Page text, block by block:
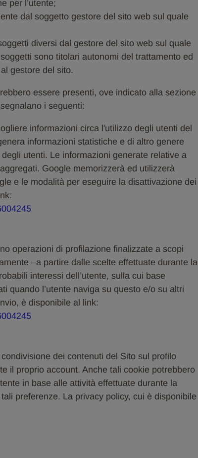
per l’utente;
dal soggetto gestore del sito web sul quale
diversi dal gestore del sito web sul quale
sono titolari autonomi del trattamento ed
gestore del sito.
essere presenti, ove indicato alla sezione
i seguenti:
informazioni circa l'utilizzo degli utenti del
informazioni statistiche e di altro genere
utenti. Le informazioni generate relative a
Google memorizzerà ed utilizzerà
e le modalità per eseguire la disattivazione dei
operazioni di profilazione finalizzate a scopi
–a partire dalle scelte effettuate durante la
interessi dell’utente, sulla cui base
quando l’utente naviga su questo e/o su altri
è disponibile al link:
dei contenuti del Sito sul profilo
il proprio account. Anche tali cookie potrebbero
in base alle attività effettuate durante la
preferenze. La privacy policy, cui è disponibile